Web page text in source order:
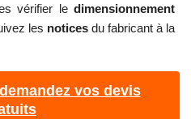
vérifier ledimensionnement
les notices du fabricant à la
vos devis